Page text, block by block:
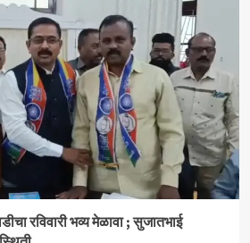
रविवारी भव्य मेळावा ; सुजातभाई